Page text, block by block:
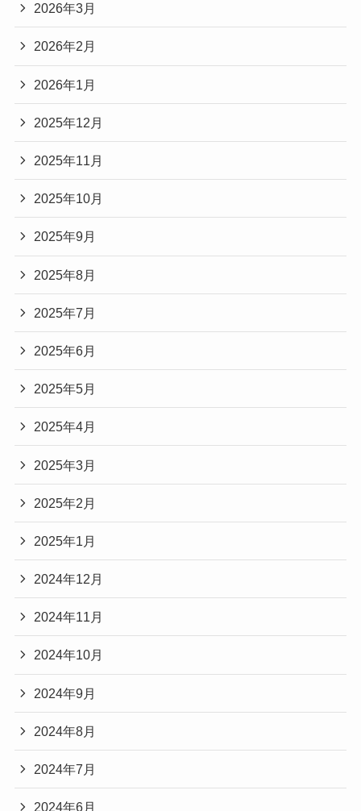
2026年3月
2026年2月
2026年1月
2025年12月
2025年11月
2025年10月
2025年9月
2025年8月
2025年7月
2025年6月
2025年5月
2025年4月
2025年3月
2025年2月
2025年1月
2024年12月
2024年11月
2024年10月
2024年9月
2024年8月
2024年7月
2024年6月